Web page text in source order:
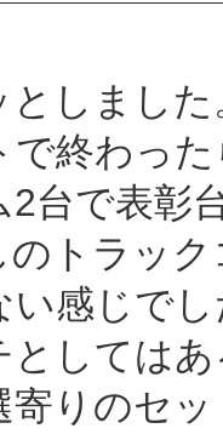
しまし
で終わっ
2台で表彰
のトラッ
い感じで
としては
寄りのセ